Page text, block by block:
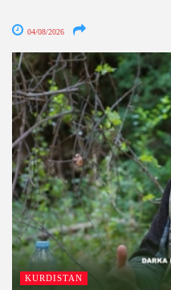
04/08/2026
KURDISTAN